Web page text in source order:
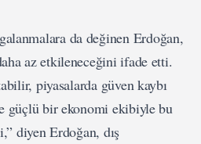
da değinen Erdoğan,
az etkileneceğini ifade etti.
piyasalarda güven kaybı
güçlü bir ekonomi ekibiyle bu
diyen Erdoğan, dış